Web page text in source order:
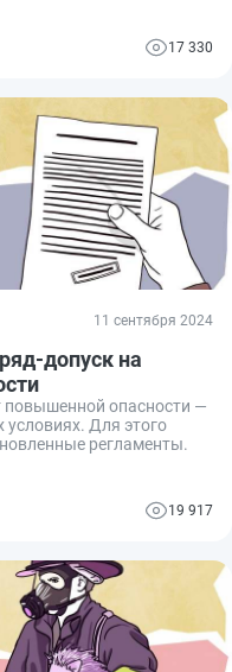
условия труда с
риска.
17 330
11 сентября 2024
допуск на
повышенной опасности —
условиях. Для этого
регламенты.
19 917